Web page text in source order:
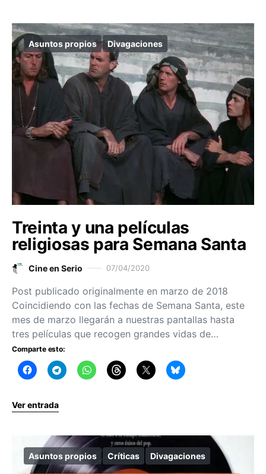
Asuntos propios Divagaciones
Treinta y una películas
religiosas para Semana Santa
Cine en Serio 07/04/2020
Post publicado originalmente en marzo de 2018
Coincidiendo con las fechas de Semana Santa, este
mes de marzo llegarán a nuestras pantallas hasta
tres películas que recogen grandes vidas de…
Comparte esto:
Ver entrada
Asuntos propios Críticas Divagaciones